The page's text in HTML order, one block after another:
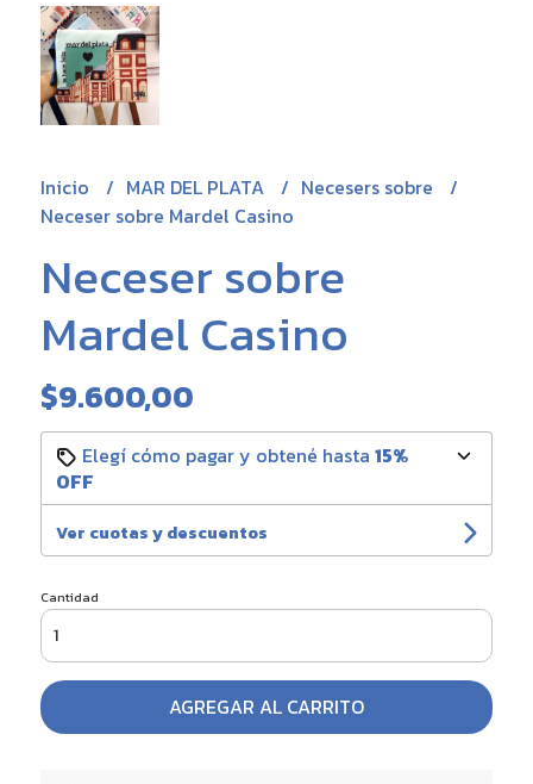
Inicio MAR DEL PLATA
Necesers sobre
Neceser sobre Mardel Casino
Neceser sobre
Mardel Casino
$9.600,00
Elegí cómo pagar y obtené hasta 15%
OFF
Ver cuotas y descuentos
Cantidad
AGREGAR AL CARRITO